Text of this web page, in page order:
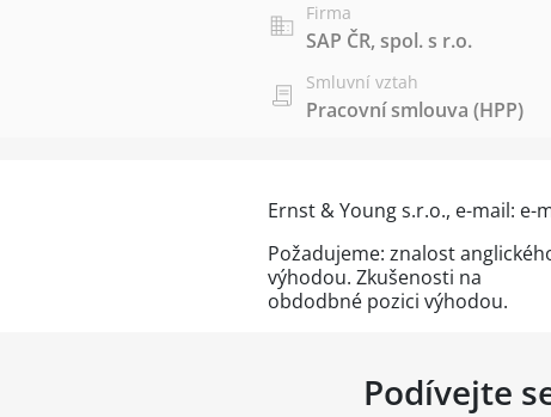
Firma
SAP ČR, spol. s r.o.
Smluvní vztah
Pracovní smlouva (HPP)
Ernst & Young s.r.o., e-mail: e-
Požadujeme: znalost
výhodou. Zkušenosti na
obdodbné pozici výhodou.
Podívejte